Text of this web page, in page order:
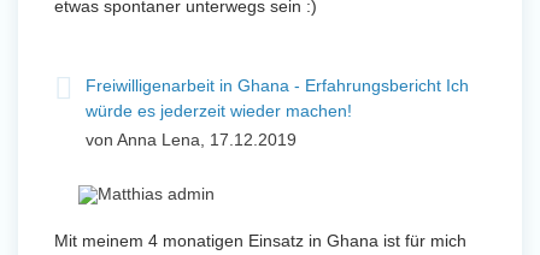
etwas spontaner unterwegs sein :)
Freiwilligenarbeit in Ghana - Erfahrungsbericht Ich
würde es jederzeit wieder machen!
von Anna Lena, 17.12.2019
Mit meinem 4 monatigen Einsatz in Ghana ist für mich